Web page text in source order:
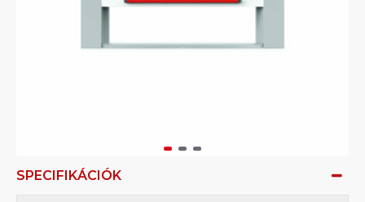
SPECIFIKÁCIÓK